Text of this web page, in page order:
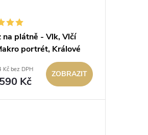
na plátně - Vlk, Vlčí
portrét, Králové
Kč bez DPH
Kč
ZOBRAZIT